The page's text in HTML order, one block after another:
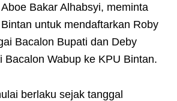
Bakar Alhabsyi, meminta
untuk mendaftarkan Roby
Bacalon Bupati dan Deby
Bacalon Wabup ke KPU Bintan.
berlaku sejak tanggal